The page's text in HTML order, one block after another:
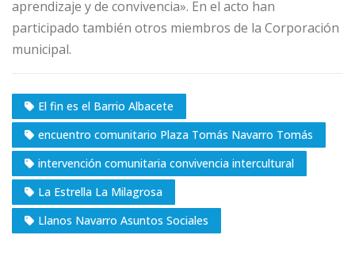
aprendizaje y de convivencia». En el acto han
participado también otros miembros de la Corporación
municipal.
El fin es el Barrio Albacete
encuentro comunitario Plaza Tomás Navarro Tomás
intervención comunitaria convivencia intercultural
La Estrella La Milagrosa
Llanos Navarro Asuntos Sociales